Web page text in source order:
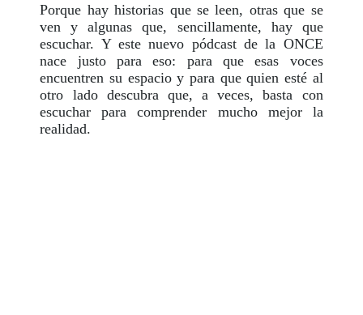
Porque hay historias que se leen, otras que se
ven y algunas que, sencillamente, hay que
escuchar. Y este nuevo pódcast de la ONCE
nace justo para eso: para que esas voces
encuentren su espacio y para que quien esté al
otro lado descubra que, a veces, basta con
escuchar para comprender mucho mejor la
realidad.